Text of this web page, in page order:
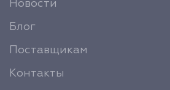
Новости
Блог
Поставщикам
Контакты